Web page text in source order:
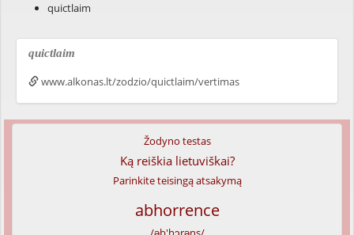
quictlaim
quictlaim
www.alkonas.lt/zodzio/quictlaim/vertimas
Žodyno testas
Ką reiškia lietuviškai?
Parinkite teisingą atsakymą
abhorrence